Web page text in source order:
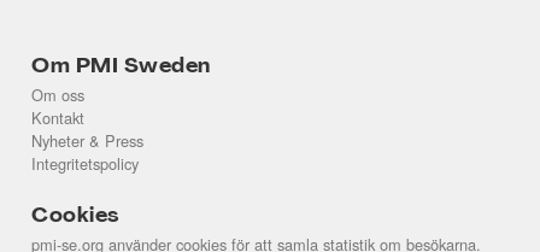
Om PMI Sweden
Om oss
Kontakt
Nyheter & Press
Integritetspolicy
Cookies
pmi-se.org använder cookies för att samla statistik om besökarna.